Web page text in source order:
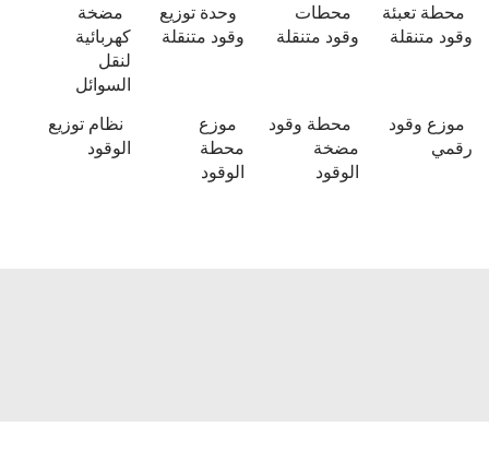
محطة تعبئة
وقود متنقلة
محطات
وقود متنقلة
وحدة توزيع
وقود متنقلة
مضخة
كهربائية
لنقل
السوائل
موزع وقود
رقمي
محطة وقود
مضخة
الوقود
موزع
محطة
الوقود
نظام توزيع
الوقود